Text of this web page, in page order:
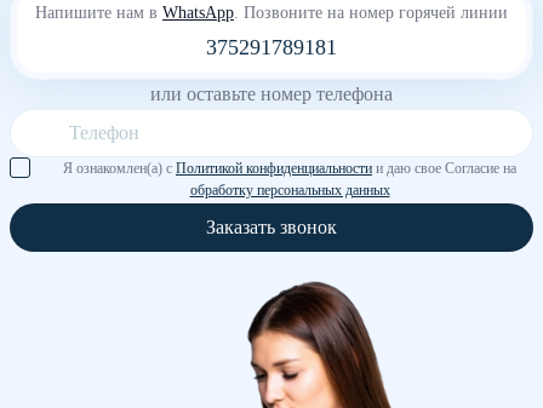
Напишите нам в WhatsApp . Позвоните на номер горячей линии
375291789181
или оставьте номер телефона
Я ознакомлен(а) с Политикой конфиденциальности и даю свое Согласие на
обработку персональных данных
Заказать звонок